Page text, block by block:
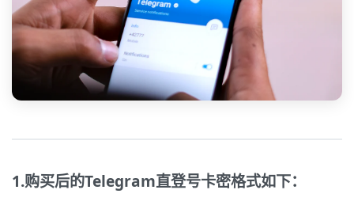
1.购买后的Telegram直登号卡密格式如下：